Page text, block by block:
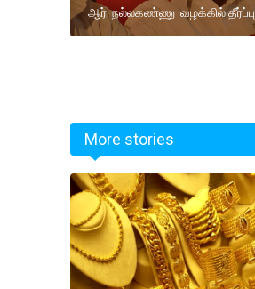
ஆர். நல்லகண்ணு வழக்கில் தீர்ப்பு
More stories